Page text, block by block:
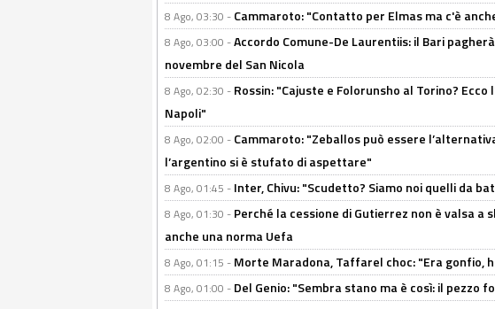
8 Ago, 03:30 - Cammaroto: "Contatto per Elmas ma c'è
8 Ago, 03:00 -Accordo Comune-De Laurentiis: il Bari
novembre del San Nicola
8 Ago, 02:30 - Rossin: "Cajuste e Folorunsho al Torino?
Napoli"
8 Ago, 02:00 - Cammaroto: "Zeballos può essere
l’argentino si è stufato di aspettare"
8 Ago, 01:45 - Inter, Chivu: "Scudetto? Siamo noi quelli da
8 Ago, 01:30 - Perché la cessione di Gutierrez non è valsa
anche una norma Uefa
8 Ago, 01:15 - Morte Maradona, Taffarel choc: "Era gonfio,
8 Ago, 01:00 - Del Genio: "Sembra stano ma è così: il pezzo